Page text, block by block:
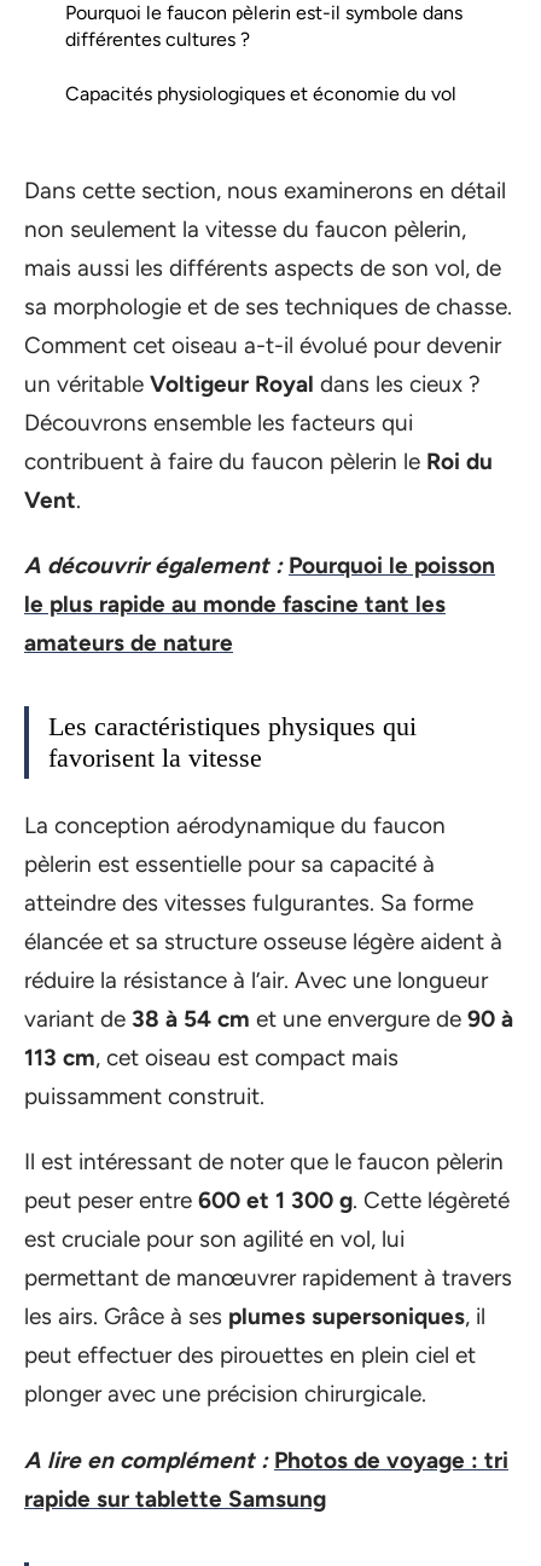
Pourquoi le faucon pèlerin est-il symbole dans
différentes cultures ?
Capacités physiologiques et économie du vol
Dans cette section, nous examinerons en détail
non seulement la vitesse du faucon pèlerin,
mais aussi les différents aspects de son vol, de
sa morphologie et de ses techniques de chasse.
Comment cet oiseau a-t-il évolué pour devenir
un véritable Voltigeur Royal dans les cieux ?
Découvrons ensemble les facteurs qui
contribuent à faire du faucon pèlerin le Roi du
Vent.
A découvrir également : Pourquoi le poisson
le plus rapide au monde fascine tant les
amateurs de nature
Les caractéristiques physiques qui
favorisent la vitesse
La conception aérodynamique du faucon
pèlerin est essentielle pour sa capacité à
atteindre des vitesses fulgurantes. Sa forme
élancée et sa structure osseuse légère aident à
réduire la résistance à l’air. Avec une longueur
variant de 38 à 54 cm et une envergure de 90 à
113 cm, cet oiseau est compact mais
puissamment construit.
Il est intéressant de noter que le faucon pèlerin
peut peser entre 600 et 1 300 g. Cette légèreté
est cruciale pour son agilité en vol, lui
permettant de manœuvrer rapidement à travers
les airs. Grâce à ses plumes supersoniques, il
peut effectuer des pirouettes en plein ciel et
plonger avec une précision chirurgicale.
A lire en complément : Photos de voyage : tri
rapide sur tablette Samsung